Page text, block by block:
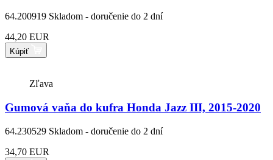
64.200919 Skladom - doručenie do 2 dní
44,20 EUR
Kúpiť
Zľava
Gumová vaňa do kufra Honda Jazz III, 2015-2020
64.230529 Skladom - doručenie do 2 dní
34,70 EUR